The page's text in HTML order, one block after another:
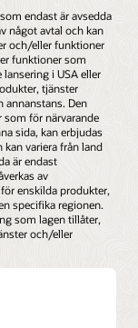
endast är avsedda
något avtal och kan
och/eller funktioner
funktioner som
i USA eller
tjänster
annanstans. Den
för närvarande
sida, kan erbjudas
variera från land
är endast
av
enskilda produkter,
specifika regionen.
som lagen tillåter,
och/eller